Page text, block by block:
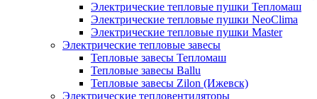
Электрические тепловые пушки Тепломаш
Электрические тепловые пушки NeoClima
Электрические тепловые пушки Master
Электрические тепловые завесы
Тепловые завесы Тепломаш
Тепловые завесы Ballu
Тепловые завесы Zilon (Ижевск)
Электрические тепловентиляторы